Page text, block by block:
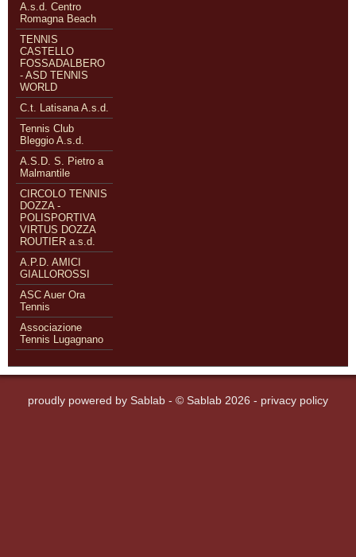
A.s.d. Centro
Romagna Beach
TENNIS
CASTELLO
FOSSADALBERO
- ASD TENNIS
WORLD
C.t. Latisana A.s.d.
Tennis Club
Bleggio A.s.d.
A.S.D. S. Pietro a
Malmantile
CIRCOLO TENNIS
DOZZA -
POLISPORTIVA
VIRTUS DOZZA
ROUTIER a.s.d.
A.P.D. AMICI
GIALLOROSSI
ASC Auer Ora
Tennis
Associazione
Tennis Lugagnano
proudly powered by Sablab - © Sablab 2026 - privacy policy